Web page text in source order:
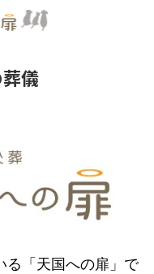
葬儀
る「天国への扉」で